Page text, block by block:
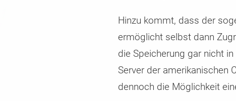
Hinzu kommt, dass der
ermöglicht selbst dann
die Speicherung gar nicht
Server der amerikanischen
dennoch die Möglichkeit